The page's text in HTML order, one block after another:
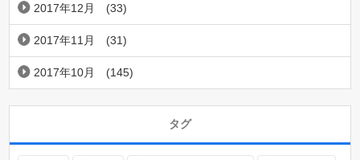
2017年12月 (33)
2017年11月 (31)
2017年10月 (145)
タグ